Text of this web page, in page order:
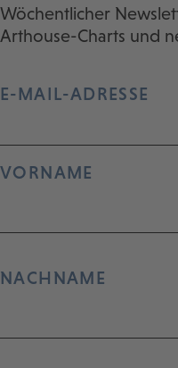
Wöchentlicher
Arthouse-Charts und
E-MAIL-ADRESSE
VORNAME
NACHNAME